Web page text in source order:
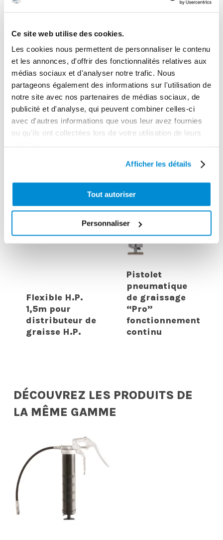
Ce site web utilise des cookies.
Les cookies nous permettent de personnaliser le contenu
et les annonces, d'offrir des fonctionnalités relatives aux
médias sociaux et d'analyser notre trafic. Nous
partageons également des informations sur l'utilisation de
notre site avec nos partenaires de médias sociaux, de
publicité et d'analyse, qui peuvent combiner celles-ci
avec d'autres informations que vous leur avez fournies
ou qu'ils ont collectées lors de votre utilisation de leurs
Afficher les détails
Tout autoriser
Personnaliser
Pistolet
pneumatique
de graissage
“Pro” coup par
coup
Distributeur de
graisse H.P. 15
kg
Flexible H.P.
1,5m pour
distributeur de
graisse H.P.
Pistolet
pneumatique
de graissage
“Pro”
fonctionnement
continu
DÉCOUVREZ LES PRODUITS DE
LA MÊME GAMME